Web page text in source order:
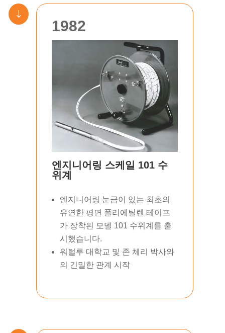
1982
엔지니어링 스케일 101 수
위계
엔지니어링 눈금이 있는 최초의
유연한 평면 폴리에틸렌 테이프
가 장착된 모델 101 수위계를 출
시했습니다.
워털루 대학교 및 존 체리 박사와
의 긴밀한 관계 시작
"